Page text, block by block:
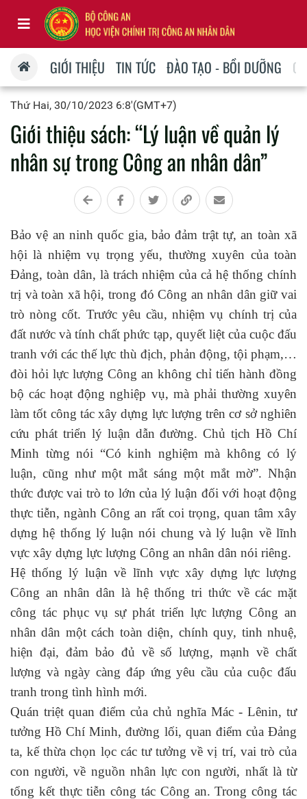
GIỚI THIỆU TIN TỨC ĐÀO TẠO - BỒI DƯỠNG
Thứ Hai, 30/10/2023 6:8'(GMT+7)
Giới thiệu sách: “Lý luận về quản lý
nhân sự trong Công an nhân dân”
Bảo vệ an ninh quốc gia, bảo đảm trật tự, an toàn xã
hội là nhiệm vụ trọng yếu, thường xuyên của toàn
Đảng, toàn dân, là trách nhiệm của cả hệ thống chính
trị và toàn xã hội, trong đó Công an nhân dân giữ vai
trò nòng cốt. Trước yêu cầu, nhiệm vụ chính trị của
đất nước và tính chất phức tạp, quyết liệt của cuộc đấu
tranh với các thế lực thù địch, phản động, tội phạm,…
đòi hỏi lực lượng Công an không chỉ tiến hành đồng
bộ các hoạt động nghiệp vụ, mà phải thường xuyên
làm tốt công tác xây dựng lực lượng trên cơ sở nghiên
cứu phát triển lý luận dẫn đường. Chủ tịch Hồ Chí
Minh từng nói “Có kinh nghiệm mà không có lý
luận, cũng như một mắt sáng một mắt mờ”. Nhận
thức được vai trò to lớn của lý luận đối với hoạt động
thực tiễn, ngành Công an rất coi trọng, quan tâm xây
dựng hệ thống lý luận nói chung và lý luận về lĩnh
vực xây dựng lực lượng Công an nhân dân nói riêng.
Hệ thống lý luận về lĩnh vực xây dựng lực lượng
Công an nhân dân là hệ thống tri thức về các mặt
công tác phục vụ sự phát triển lực lượng Công an
nhân dân một cách toàn diện, chính quy, tinh nhuệ,
hiện đại, đảm bảo đủ về số lượng, mạnh về chất
lượng và ngày càng đáp ứng yêu cầu của cuộc đấu
tranh trong tình hình mới.
Quán triệt quan điểm của chủ nghĩa Mác - Lênin, tư
tưởng Hồ Chí Minh, đường lối, quan điểm của Đảng
ta, kế thừa chọn lọc các tư tưởng về vị trí, vai trò của
con người, về nguồn nhân lực con người, nhất là từ
tổng kết thực tiễn công tác Công an. Trong công tác